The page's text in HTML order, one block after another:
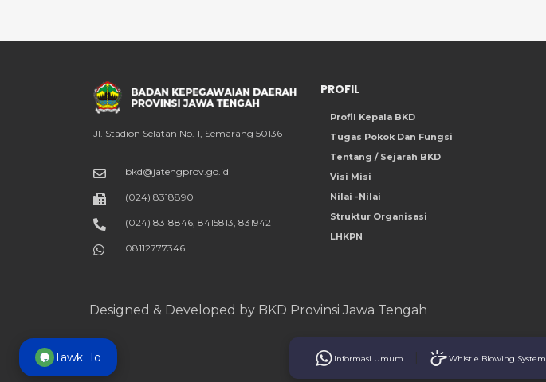
Jl. Stadion Selatan No. 1, Semarang 50136
bkd@jatengprov.go.id
(024) 8318890
(024) 8318846, 8415813, 831942
08112777346
PROFIL
Profil Kepala BKD
Tugas Pokok Dan Fungsi
Tentang / Sejarah BKD
Visi Misi
Nilai -Nilai
Struktur Organisasi
LHKPN
Designed & Developed by BKD Provinsi Jawa Tengah
Informasi Umum Whistle Blowing System
Tawk. To